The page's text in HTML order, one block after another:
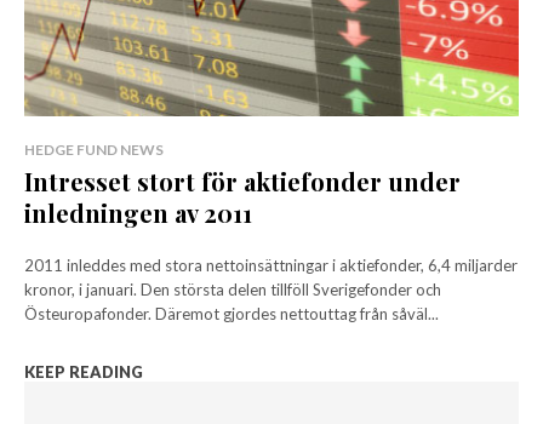
HEDGE FUND NEWS
Intresset stort för aktiefonder under
inledningen av 2011
2011 inleddes med stora nettoinsättningar i aktiefonder, 6,4 miljarder
kronor, i januari. Den största delen tillföll Sverigefonder och
Östeuropafonder. Däremot gjordes nettouttag från såväl...
KEEP READING